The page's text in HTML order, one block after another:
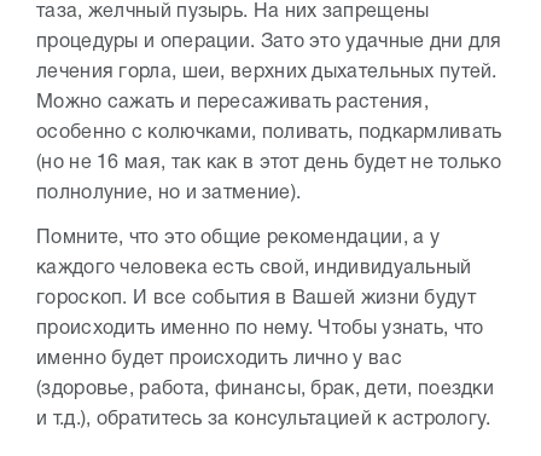
таза, желчный пузырь. На них запрещены
процедуры и операции. Зато это удачные дни для
лечения горла, шеи, верхних дыхательных путей.
Можно сажать и пересаживать растения,
особенно с колючками, поливать, подкармливать
(но не 16 мая, так как в этот день будет не только
полнолуние, но и затмение).
Помните, что это общие рекомендации, а у
каждого человека есть свой, индивидуальный
гороскоп. И все события в Вашей жизни будут
происходить именно по нему. Чтобы узнать, что
именно будет происходить лично у вас
(здоровье, работа, финансы, брак, дети, поездки
и т.д.), обратитесь за консультацией к астрологу.